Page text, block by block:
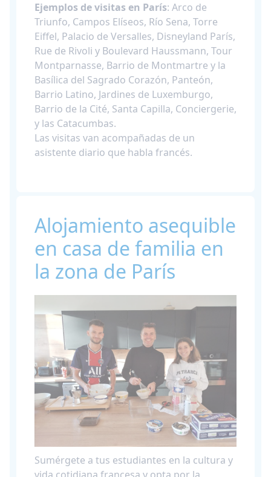
Ejemplos de visitas en París: Arco de
Triunfo, Campos Elíseos, Río Sena, Torre
Eiffel, Palacio de Versalles, Disneyland París,
Rue de Rivoli y Boulevard Haussmann, Tour
Montparnasse, Barrio de Montmartre y la
Basílica del Sagrado Corazón, Panteón,
Barrio Latino, Jardines de Luxemburgo,
Barrio de la Cité, Santa Capilla, Conciergerie,
y las Catacumbas.
Las visitas van acompañadas de un
asistente diario que habla francés.
Alojamiento asequible
en casa de familia en
la zona de París
Sumérgete a tus estudiantes en la cultura y